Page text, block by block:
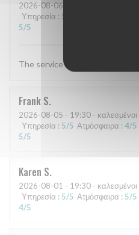
2026-08-06
Υπηρεσία : 5
5/5
The service and food are always
Frank S
2026-08-05 - 19:30 - καλεσμένοι
Υπηρεσία : 5/5 Ατμόσφαιρα : 4/5
5/5
Karen S
2026-08-01 - 19:30 - καλεσμένοι
Υπηρεσία : 5/5 Ατμόσφαιρα : 5/5
4/5